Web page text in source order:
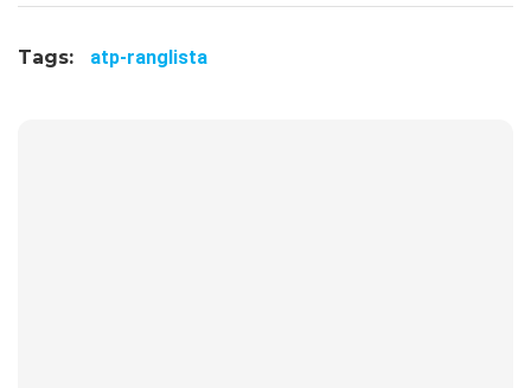
Tags: atp-ranglista